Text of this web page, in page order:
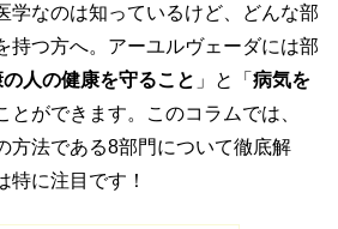
学なのは知っているけど、どんな部
持つ方へ。アーユルヴェーダには部
人の健康を守ること 」と「 病気を
とができます。このコラムでは、
方法である8部門について徹底解
特に注目です！